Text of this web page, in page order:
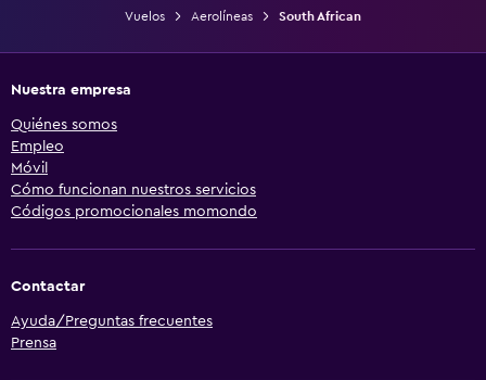
Vuelos Aerolíneas South African
Nuestra empresa
Quiénes somos
Empleo
Móvil
Cómo funcionan nuestros servicios
Códigos promocionales momondo
Contactar
Ayuda/Preguntas frecuentes
Prensa